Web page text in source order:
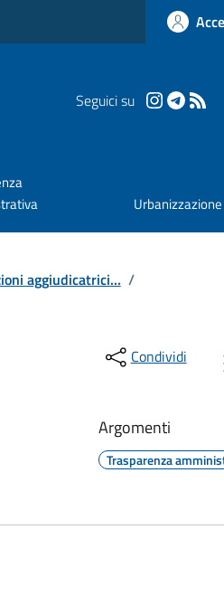
Seguici su
Urbanizzazione
aggiudicatrici... /
Condividi
Argomenti
Trasparenza